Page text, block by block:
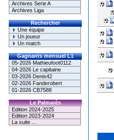
Archives Serie A
Archives Liga
Rechercher
Une équipe
Un joueur
Un match
Gagnants mensuel L1
05-2026 Mathieufoot0112
04-2026 Le capitaine
03-2026 Denis42
02-2026 Fanderobert
01-2026 CB7588
Le Palmarès
Edition 2024-2025
Edition 2023-2024
La suite ...